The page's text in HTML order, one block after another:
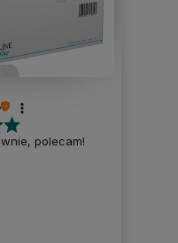
polecam!